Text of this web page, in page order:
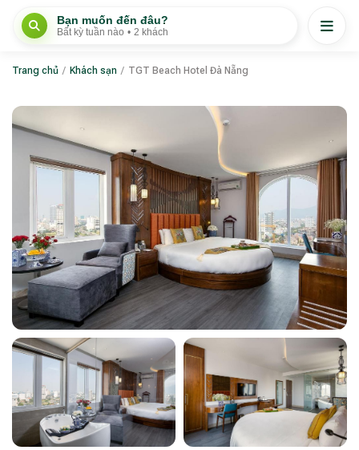
Bạn muốn đến đâu?
Bất kỳ tuần nào • 2 khách
Trang chủ / Khách sạn / TGT Beach Hotel Đà Nẵng